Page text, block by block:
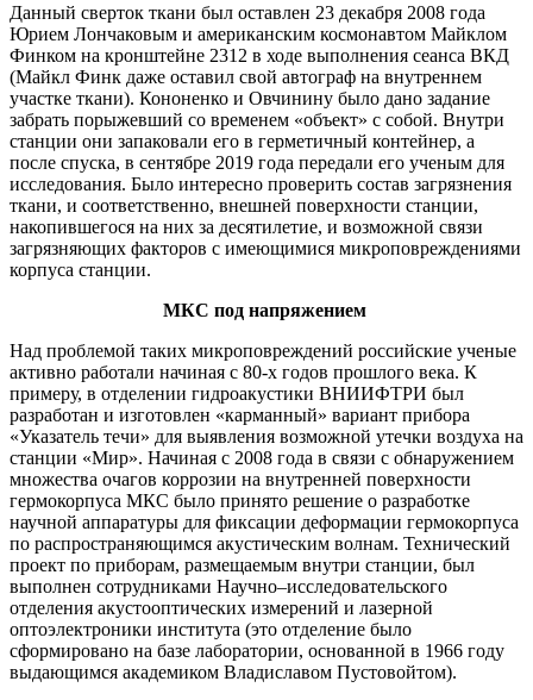
Данный сверток ткани был оставлен 23 декабря 2008 года
Юрием Лончаковым и американским космонавтом Майклом
Финком на кронштейне 2312 в ходе выполнения сеанса ВКД
(Майкл Финк даже оставил свой автограф на внутреннем
участке ткани). Кононенко и Овчинину было дано задание
забрать порыжевший со временем «объект» с собой. Внутри
станции они запаковали его в герметичный контейнер, а
после спуска, в сентябре 2019 года передали его ученым для
исследования. Было интересно проверить состав загрязнения
ткани, и соответственно, внешней поверхности станции,
накопившегося на них за десятилетие, и возможной связи
загрязняющих факторов с имеющимися микроповреждениями
корпуса станции.
МКС под напряжением
Над проблемой таких микроповреждений российские ученые
активно работали начиная с 80-х годов прошлого века. К
примеру, в отделении гидроакустики ВНИИФТРИ был
разработан и изготовлен «карманный» вариант прибора
«Указатель течи» для выявления возможной утечки воздуха на
станции «Мир». Начиная с 2008 года в связи с обнаружением
множества очагов коррозии на внутренней поверхности
гермокорпуса МКС было принято решение о разработке
научной аппаратуры для фиксации деформации гермокорпуса
по распространяющимся акустическим волнам. Технический
проект по приборам, размещаемым внутри станции, был
выполнен сотрудниками Научно–исследовательского
отделения акустооптических измерений и лазерной
оптоэлектроники института (это отделение было
сформировано на базе лаборатории, основанной в 1966 году
выдающимся академиком Владиславом Пустовойтом).